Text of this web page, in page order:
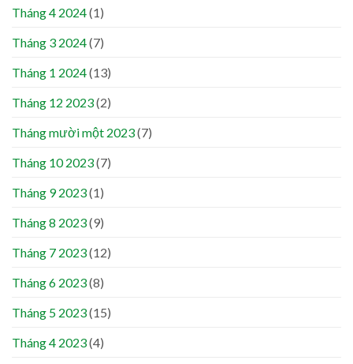
Tháng 4 2024(1)
Tháng 3 2024(7)
Tháng 1 2024(13)
Tháng 12 2023(2)
Tháng mười một 2023(7)
Tháng 10 2023(7)
Tháng 9 2023(1)
Tháng 8 2023(9)
Tháng 7 2023(12)
Tháng 6 2023(8)
Tháng 5 2023(15)
Tháng 4 2023(4)